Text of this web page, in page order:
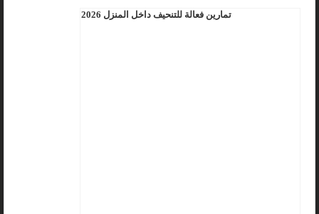
تمارين فعالة للتنحيف داخل المنزل 2026